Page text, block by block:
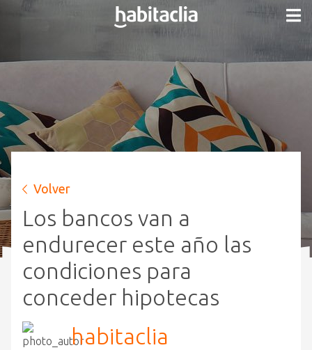
Volver
Los bancos van a
endurecer este año las
condiciones para
conceder hipotecas
habitaclia